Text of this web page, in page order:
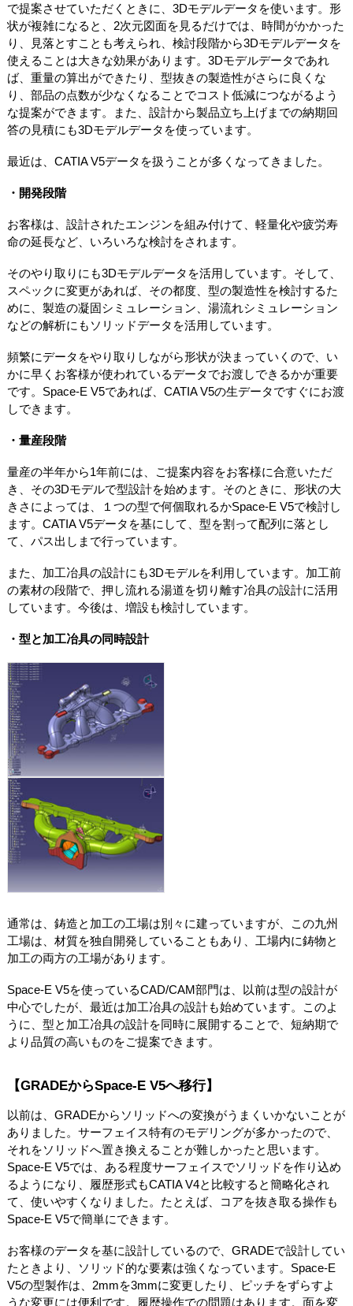
で提案させていただくときに、3Dモデルデータを使います。形
状が複雑になると、2次元図面を見るだけでは、時間がかかった
り、見落とすことも考えられ、検討段階から3Dモデルデータを
使えることは大きな効果があります。3Dモデルデータであれ
ば、重量の算出ができたり、型抜きの製造性がさらに良くな
り、部品の点数が少なくなることでコスト低減につながるよう
な提案ができます。また、設計から製品立ち上げまでの納期回
答の見積にも3Dモデルデータを使っています。
最近は、CATIA V5データを扱うことが多くなってきました。
・開発段階
お客様は、設計されたエンジンを組み付けて、軽量化や疲労寿
命の延長など、いろいろな検討をされます。
そのやり取りにも3Dモデルデータを活用しています。そして、
スペックに変更があれば、その都度、型の製造性を検討するた
めに、製造の凝固シミュレーション、湯流れシミュレーション
などの解析にもソリッドデータを活用しています。
頻繁にデータをやり取りしながら形状が決まっていくので、い
かに早くお客様が使われているデータでお渡しできるかが重要
です。Space-E V5であれば、CATIA V5の生データですぐにお渡
しできます。
・量産段階
量産の半年から1年前には、ご提案内容をお客様に合意いただ
き、その3Dモデルで型設計を始めます。そのときに、形状の大
きさによっては、１つの型で何個取れるかSpace-E V5で検討し
ます。CATIA V5データを基にして、型を割って配列に落とし
て、パス出しまで行っています。
また、加工冶具の設計にも3Dモデルを利用しています。加工前
の素材の段階で、押し流れる湯道を切り離す冶具の設計に活用
しています。今後は、増設も検討しています。
・型と加工冶具の同時設計
通常は、鋳造と加工の工場は別々に建っていますが、この九州
工場は、材質を独自開発していることもあり、工場内に鋳物と
加工の両方の工場があります。
Space-E V5を使っているCAD/CAM部門は、以前は型の設計が
中心でしたが、最近は加工冶具の設計も始めています。このよ
うに、型と加工冶具の設計を同時に展開することで、短納期で
より品質の高いものをご提案できます。
【GRADEからSpace-E V5へ移行】
以前は、GRADEからソリッドへの変換がうまくいかないことが
ありました。サーフェイス特有のモデリングが多かったので、
それをソリッドへ置き換えることが難しかったと思います。
Space-E V5では、ある程度サーフェイスでソリッドを作り込め
るようになり、履歴形式もCATIA V4と比較すると簡略化され
て、使いやすくなりました。たとえば、コアを抜き取る操作も
Space-E V5で簡単にできます。
お客様のデータを基に設計しているので、GRADEで設計してい
たときより、ソリッド的な要素は強くなっています。Space-E
V5の型製作は、2mmを3mmに変更したり、ピッチをずらすよ
うな変更には便利です。履歴操作での問題はあります。面を変